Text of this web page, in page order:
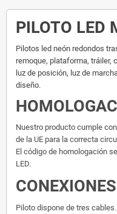
PILOTO LED
Pilotos led neón redondos
remoque, plataforma, tráiler,
luz de posición, luz de
diseño.
Nuestro producto cumple
de la UE para la correcta
El código de homologación
LED.
CONEXIONES
Piloto dispone de tres cables.